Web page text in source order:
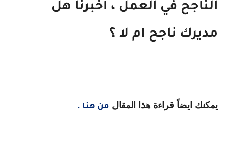
الناجح في العمل ، اخبرنا هل
مديرك ناجح ام لا ؟
يمكنك ايضاً قراءة هذا المقال من هنا .